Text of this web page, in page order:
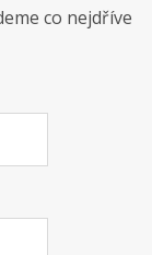
co nejdříve